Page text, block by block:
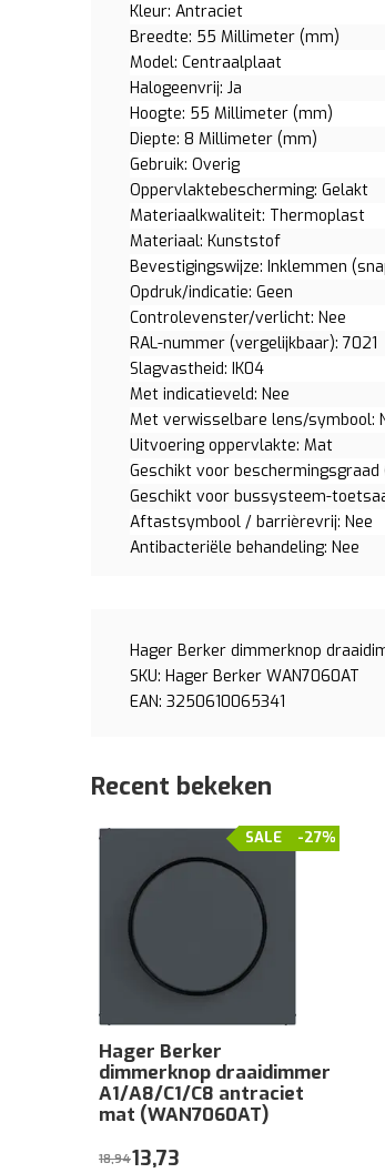
Kleur: Antraciet
Breedte: 55 Millimeter (mm)
Model: Centraalplaat
Halogeenvrij: Ja
Hoogte: 55 Millimeter (mm)
Diepte: 8 Millimeter (mm)
Gebruik: Overig
Oppervlaktebescherming: Gelakt
Materiaalkwaliteit: Thermoplast
Materiaal: Kunststof
Bevestigingswijze: Inklemmen
Opdruk/indicatie: Geen
Controlevenster/verlicht: Nee
RAL-nummer (vergelijkbaar): 7021
Slagvastheid: IK04
Met indicatieveld: Nee
Met verwisselbare lens/symbool:
Uitvoering oppervlakte: Mat
Geschikt voor beschermingsgraad
Geschikt voor bussysteem-
Aftastsymbool / barrièrevrij: Nee
Antibacteriële behandeling: Nee
Hager Berker dimmerknop
SKU: Hager Berker WAN7060AT
EAN: 3250610065341
Recent bekeken
-27%
SALE
Hager Berker
dimmerknop draaidimmer
A1/A8/C1/C8 antraciet
mat (WAN7060AT)
18,9413,73